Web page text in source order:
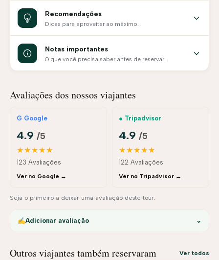
Recomendações
Dicas para aproveitar ao máximo.
Notas importantes
O que você precisa saber antes de reservar.
Avaliações dos nossos viajantes
G Google
4.9 /5
★★★★★
123 Avaliações
Ver no Google →
● Tripadvisor
4.9 /5
★★★★★
122 Avaliações
Ver no Tripadvisor →
Seja o primeiro a deixar uma avaliação deste tour.
✍️Adicionar avaliação ⌄
Outros viajantes também reservaram Ver todos